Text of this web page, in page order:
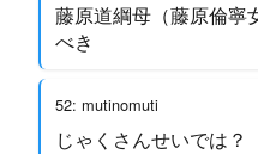
藤原道綱母（藤原倫寧
べき
52: mutinomuti
じゃくさんせいでは？